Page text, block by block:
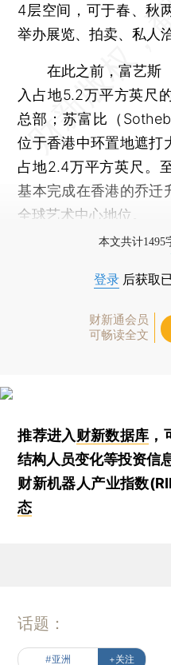
4层空间，可于春、秋
举办展览、拍卖、私人
在此之前，富艺斯
入占地5.2万平方英尺
总部；苏富比（
位于香港中环置地遮打
占地2.4万平方英尺。
基本完成在香港的乔迁
全球艺术中心地位。
本文共计1495
登录 后获取
财新通会员
可畅读全文
推荐进入财新数据库
结构人员变化等投资信息
财新机器人产业指数
态
话题：
#亚洲 +关注